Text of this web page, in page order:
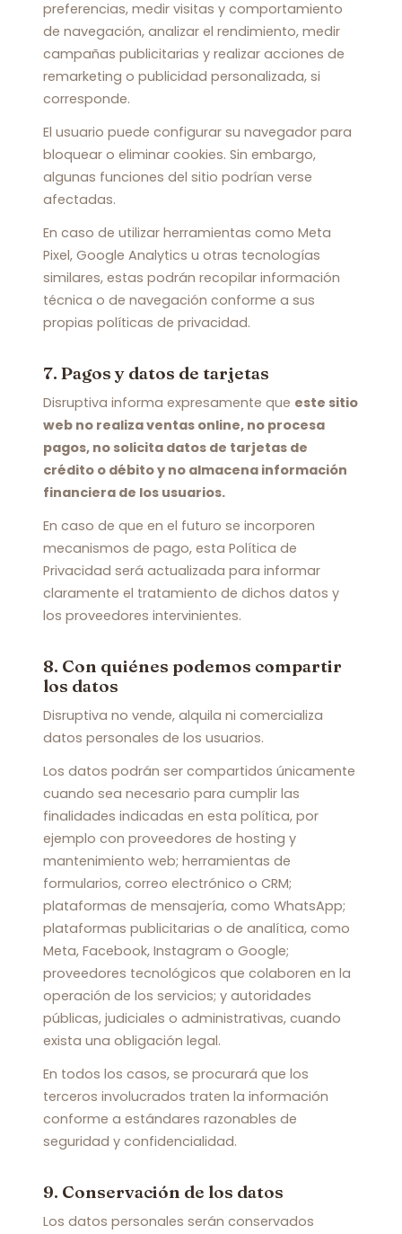
preferencias, medir visitas y comportamiento
de navegación, analizar el rendimiento, medir
campañas publicitarias y realizar acciones de
remarketing o publicidad personalizada, si
corresponde.
El usuario puede configurar su navegador para
bloquear o eliminar cookies. Sin embargo,
algunas funciones del sitio podrían verse
afectadas.
En caso de utilizar herramientas como Meta
Pixel, Google Analytics u otras tecnologías
similares, estas podrán recopilar información
técnica o de navegación conforme a sus
propias políticas de privacidad.
7. Pagos y datos de tarjetas
Disruptiva informa expresamente que este sitio
web no realiza ventas online, no procesa
pagos, no solicita datos de tarjetas de
crédito o débito y no almacena información
financiera de los usuarios.
En caso de que en el futuro se incorporen
mecanismos de pago, esta Política de
Privacidad será actualizada para informar
claramente el tratamiento de dichos datos y
los proveedores intervinientes.
8. Con quiénes podemos compartir
los datos
Disruptiva no vende, alquila ni comercializa
datos personales de los usuarios.
Los datos podrán ser compartidos únicamente
cuando sea necesario para cumplir las
finalidades indicadas en esta política, por
ejemplo con proveedores de hosting y
mantenimiento web; herramientas de
formularios, correo electrónico o CRM;
plataformas de mensajería, como WhatsApp;
plataformas publicitarias o de analítica, como
Meta, Facebook, Instagram o Google;
proveedores tecnológicos que colaboren en la
operación de los servicios; y autoridades
públicas, judiciales o administrativas, cuando
exista una obligación legal.
En todos los casos, se procurará que los
terceros involucrados traten la información
conforme a estándares razonables de
seguridad y confidencialidad.
9. Conservación de los datos
Los datos personales serán conservados